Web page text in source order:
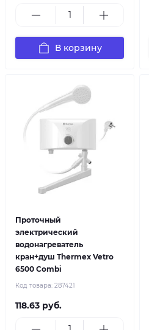
В корзину
Проточный
электрический
водонагреватель
кран+душ Thermex Vetro
6500 Combi
Код товара: 287421
118.63 руб.